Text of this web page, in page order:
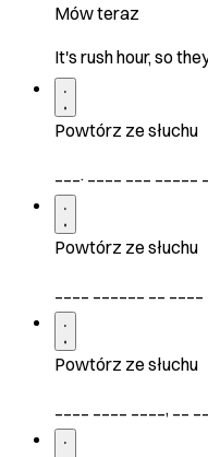
Mów teraz
It's rush hour, so
Powtórz ze słuchu
___. ____ ___ _____
Powtórz ze słuchu
Powtórz ze słuchu
____ ____ ____, __